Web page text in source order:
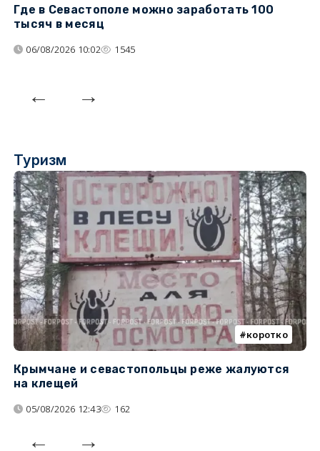
Где в Севастополе можно заработать 100
тысяч в месяц
06/08/2026 10:02 1545
Туризм
коротко
Крымчане и севастопольцы реже жалуются
на клещей
05/08/2026 12:43 162